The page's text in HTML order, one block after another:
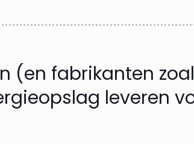
fabrikanten
leveren